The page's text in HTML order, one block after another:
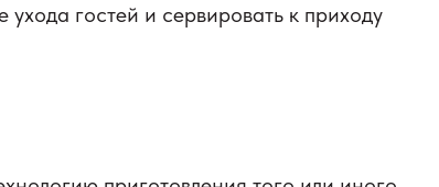
ухода гостей и сервировать к приходу